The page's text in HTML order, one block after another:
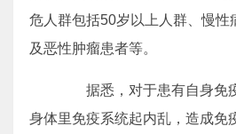
危人群包括50岁以上人群、慢
及恶性肿瘤患者等。
据悉，对于患有自身免疫
身体里免疫系统起内乱，造成免